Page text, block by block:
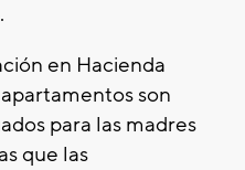
en Hacienda
son
para las madres
que las